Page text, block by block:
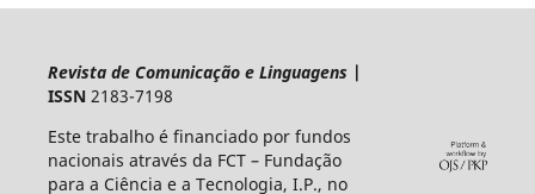
Revista de Comunicação e Linguagens |
ISSN2183-7198
Este trabalho é financiado por fundos
nacionais através da FCT – Fundação
para a Ciência e a Tecnologia, I.P., no